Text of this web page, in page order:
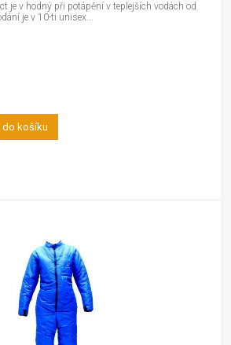
je v hodný při potápění v teplejších vodách od
je v 10-ti unisex...
do košíku